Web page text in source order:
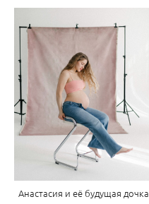
Анастасия и её будущая дочка